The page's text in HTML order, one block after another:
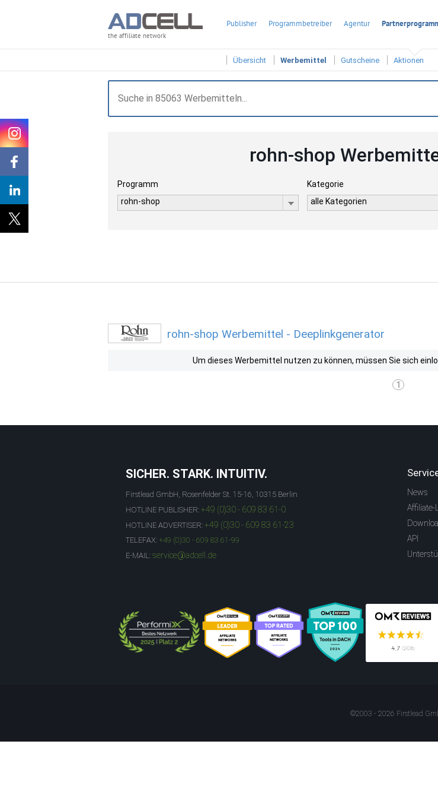
the affiliate network
Publisher Programmbetreiber Agentur
Übersicht Werbemittel Gutscheine Aktionen
rohn-shop
Programm
rohn-shop
Kategorie
alle Kategorien
rohn-shop Werbemittel - Deeplinkgenerator
Um dieses Werbemittel nutzen zu können, müssen Sie sich
1
SICHER. STARK. INTUITIV.
Firstlead GmbH, Rosenfelder St. 15-16, 10315 Berlin
HOTLINE PUBLISHER: +49 (0)30 - 609 83 61-0
HOTLINE ADVERTISER: +49 (0)30 - 609 83 61-23
TELEFAX: +49 (0)30 - 609 83 61-99
E-MAIL: service@adcell.de
News
Affiliate-
API
©2003 - 2026 Firstlead